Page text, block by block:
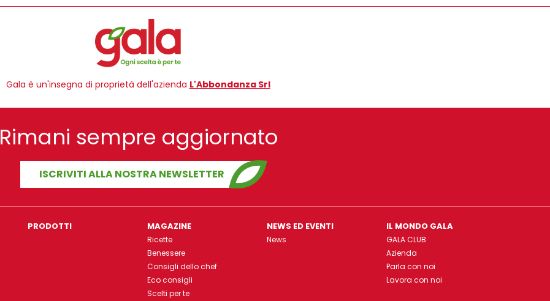
Gala è un'insegna di proprietà dell'azienda L'Abbondanza Srl
Rimani sempre aggiornato
ISCRIVITI ALLA NOSTRA NEWSLETTER
PRODOTTI MAGAZINE
Ricette
Benessere
Consigli dello chef
Eco consigli
Scelti per te
NEWS ED EVENTI
News
IL MONDO GALA
GALA CLUB
Azienda
Parla con noi
Lavora con noi